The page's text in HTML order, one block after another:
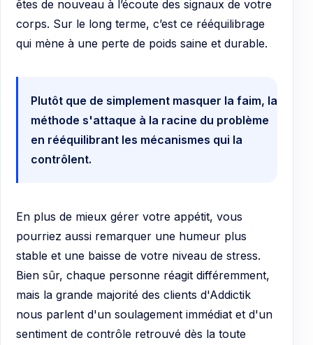
êtes de nouveau à l’écoute des signaux de votre
corps. Sur le long terme, c’est ce rééquilibrage
qui mène à une perte de poids saine et durable.
Plutôt que de simplement masquer la faim, la
méthode s'attaque à la racine du problème
en rééquilibrant les mécanismes qui la
contrôlent.
En plus de mieux gérer votre appétit, vous
pourriez aussi remarquer une humeur plus
stable et une baisse de votre niveau de stress.
Bien sûr, chaque personne réagit différemment,
mais la grande majorité des clients d'Addictik
nous parlent d'un soulagement immédiat et d'un
sentiment de contrôle retrouvé dès la toute